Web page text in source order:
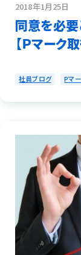
2018年1月25日
同意を必
【Ｐマーク
社員ブログ Pマ